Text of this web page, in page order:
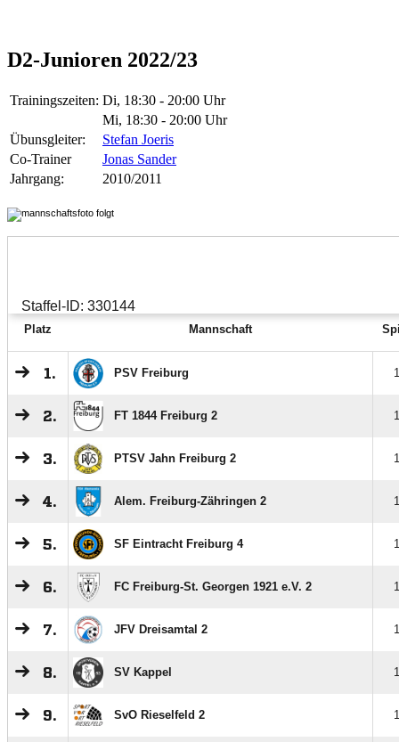
D2-Junioren 2022/23
Trainingszeiten: Di, 18:30 - 20:00 Uhr
Mi, 18:30 - 20:00 Uhr
Übunsgleiter:
Stefan Joeris
Co-Trainer
Jonas Sander
Jahrgang:
2010/2011